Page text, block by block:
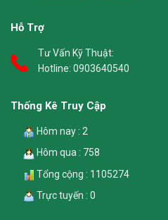
Hỗ Trợ
Tư Vấn Kỹ Thuật:
Hotline: 0903640540
Thống Kê Truy Cập
Hôm nay : 2
Hôm qua : 758
Tổng cộng : 1105274
Trực tuyến : 0